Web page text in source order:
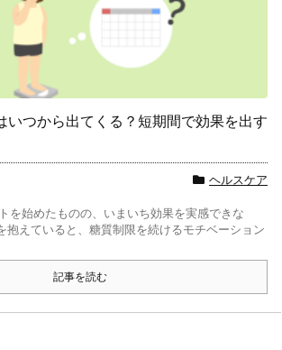
いつから出てくる？短期間で効果を出す
ヘルスケア
を始めたものの、いまいち効果を実感できな
えていると、糖質制限を続けるモチベーション
記事を読む